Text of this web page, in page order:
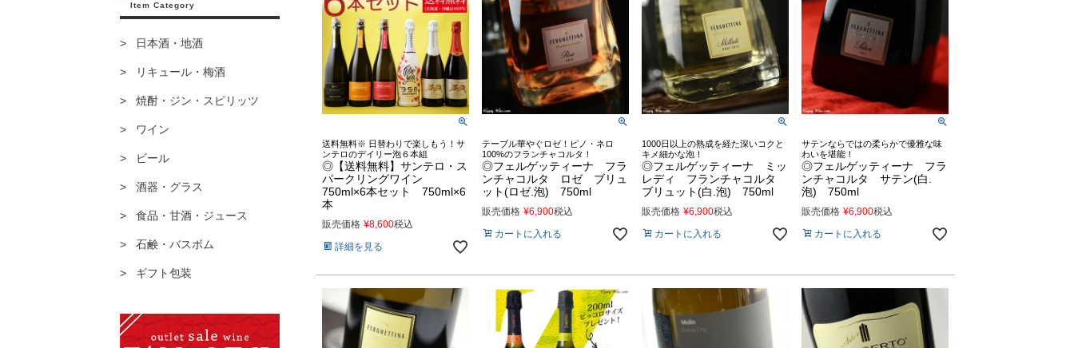
Item Category
日本酒・地酒
リキュール・梅酒
焼酎・ジン・スピリッツ
ワイン
ビール
酒器・グラス
食品・甘酒・ジュース
石鹸・バスボム
ギフト包装
送料無料※ 日替わりで楽しもう！サ
ンテロのデイリー泡６本組
◎【送料無料】サンテロ・ス
パークリングワイン
750ml×6本セット 750ml×6
本
販売価格 ¥8,600税込
詳細を見る
テーブル華やぐロゼ！ピノ・ネロ
100%のフランチャコルタ！
◎フェルゲッティーナ フラ
ンチャコルタ ロゼ ブリュ
ット(ロゼ.泡) 750ml
販売価格 ¥6,900税込
カートに入れる
1000日以上の熟成を経た深いコクと
キメ細かな泡！
◎フェルゲッティーナ ミッ
レディ フランチャコルタ
ブリュット(白.泡) 750ml
販売価格 ¥6,900税込
カートに入れる
サテンならではの柔らかで優雅な味
わいを堪能！
◎フェルゲッティーナ フラ
ンチャコルタ サテン(白.
泡) 750ml
販売価格 ¥6,900税込
カートに入れる